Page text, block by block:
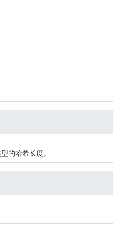
的哈希长度。